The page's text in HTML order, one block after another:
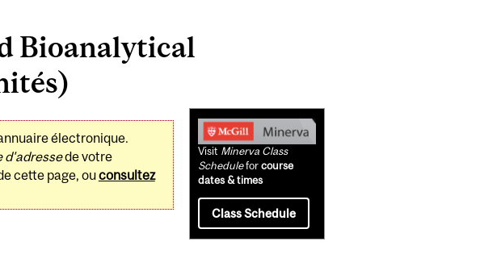
Bioanalytical
électronique.
d'adressede votre
cette page, ouconsultez
Related
Content
Visit Minerva Class
Scheduleforcourse
dates & times
Class Schedule